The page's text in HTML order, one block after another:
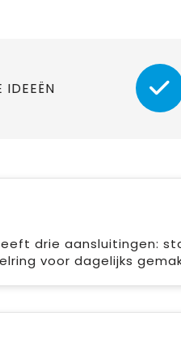
IDEEËN
drie aansluitingen:
voor dagelijks